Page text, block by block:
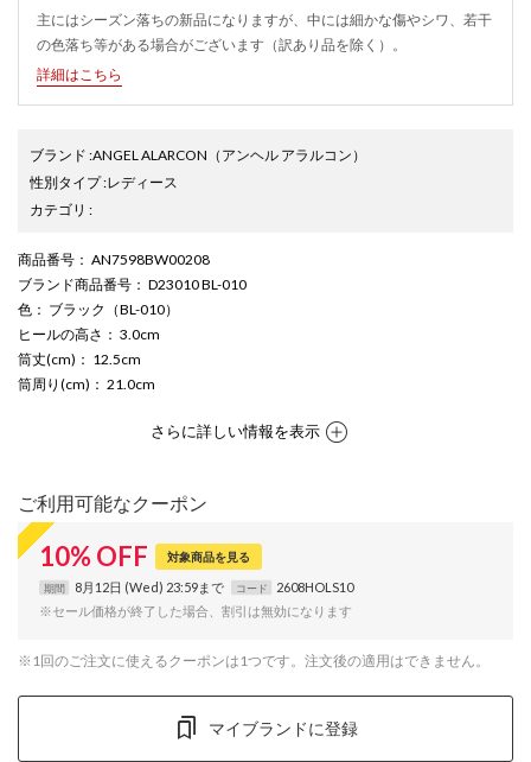
主にはシーズン落ちの新品になりますが、中には細かな傷やシワ、若干
の色落ち等がある場合がございます（訳あり品を除く）。
詳細はこちら
ブランド :ANGEL ALARCON （アンヘル アラルコン）
性別タイプ:レディース
カテゴリ :
商品番号 ： AN7598BW00208
ブランド商品番号 ： D23010 BL-010
色 ： ブラック（BL-010）
ヒールの高さ ： 3.0cm
筒丈(cm) ： 12.5cm
筒周り(cm) ： 21.0cm
さらに詳しい情報を表示
ご利用可能なクーポン
10% OFF 対象商品を見る
期間 8月12日 (Wed) 23:59まで コード
2608HOLS10
※セール価格が終了した場合、割引は無効になります
※1回のご注文に使えるクーポンは1つです。注文後の適用はできません。
マイブランドに登録